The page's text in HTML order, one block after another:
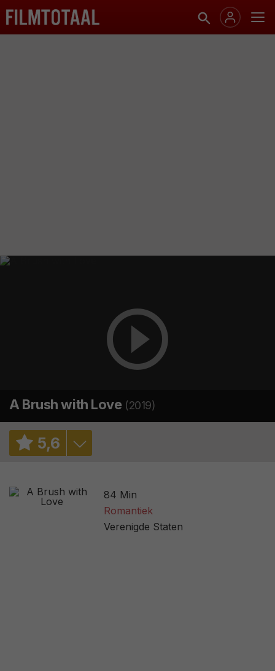
A Brush with Love (2019)
5,6
2,5/ 3
84 Min
Romantiek
Verenigde Staten